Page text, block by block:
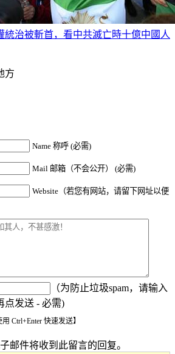
統治被斬首，看中共滅亡時十億中國人
方
Name 称呼 (必需)
Mail 邮箱（不会公开） (必需)
Website（若您有网站，请留下网址以便
（为防止垃圾spam，请输入
点发送 - 必需)
用 Ctrl+Enter 快速发送】
邮件将收到此留言的回复。